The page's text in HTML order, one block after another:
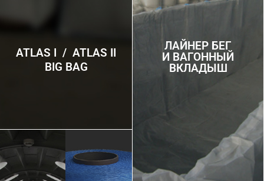
ATLAS I / ATLAS II
BIG BAG
ЛАЙНЕР БЕГ
И ВАГОННЫЙ
ВКЛАДЫШ